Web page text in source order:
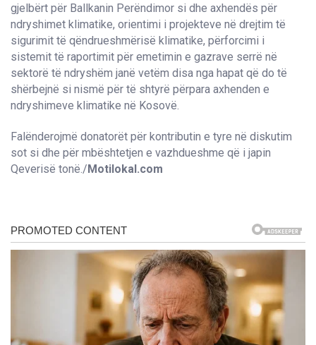
gjelbërt për Ballkanin Perëndimor si dhe axhendës për
ndryshimet klimatike, orientimi i projekteve në drejtim të
sigurimit të qëndrueshmërisë klimatike, përforcimi i
sistemit të raportimit për emetimin e gazrave serrë në
sektorë të ndryshëm janë vetëm disa nga hapat që do të
shërbejnë si nismë për të shtyrë përpara axhenden e
ndryshimeve klimatike në Kosovë.
Falënderojmë donatorët për kontributin e tyre në diskutim
sot si dhe për mbështetjen e vazhdueshme që i japin
Qeverisë tonë./ Motilokal.com